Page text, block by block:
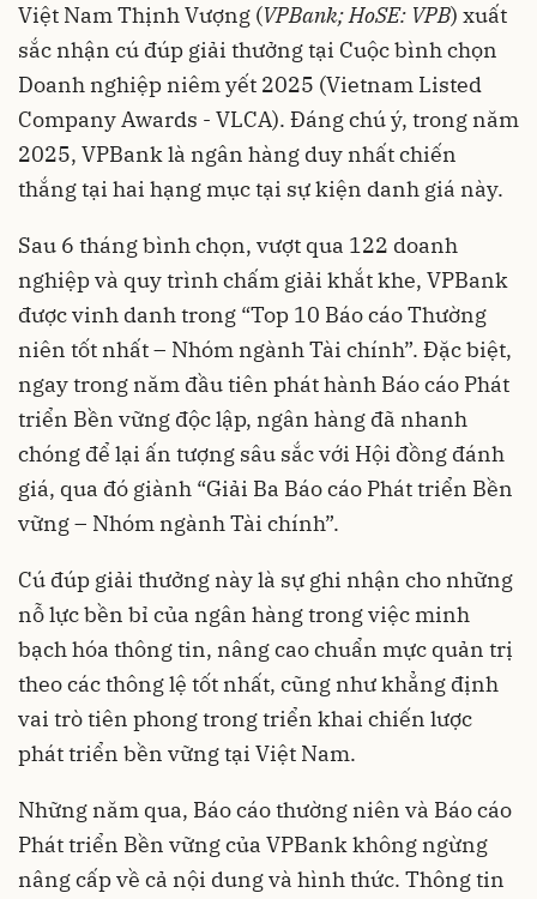
Việt Nam Thịnh Vượng (VPBank; HoSE: VPB) xuất
sắc nhận cú đúp giải thưởng tại Cuộc bình chọn
Doanh nghiệp niêm yết 2025 (Vietnam Listed
Company Awards - VLCA). Đáng chú ý, trong năm
2025, VPBank là ngân hàng duy nhất chiến
thắng tại hai hạng mục tại sự kiện danh giá này.
Sau 6 tháng bình chọn, vượt qua 122 doanh
nghiệp và quy trình chấm giải khắt khe, VPBank
được vinh danh trong “Top 10 Báo cáo Thường
niên tốt nhất – Nhóm ngành Tài chính”. Đặc biệt,
ngay trong năm đầu tiên phát hành Báo cáo Phát
triển Bền vững độc lập, ngân hàng đã nhanh
chóng để lại ấn tượng sâu sắc với Hội đồng đánh
giá, qua đó giành “Giải Ba Báo cáo Phát triển Bền
vững – Nhóm ngành Tài chính”.
Cú đúp giải thưởng này là sự ghi nhận cho những
nỗ lực bền bỉ của ngân hàng trong việc minh
bạch hóa thông tin, nâng cao chuẩn mực quản trị
theo các thông lệ tốt nhất, cũng như khẳng định
vai trò tiên phong trong triển khai chiến lược
phát triển bền vững tại Việt Nam.
Những năm qua, Báo cáo thường niên và Báo cáo
Phát triển Bền vững của VPBank không ngừng
nâng cấp về cả nội dung và hình thức. Thông tin